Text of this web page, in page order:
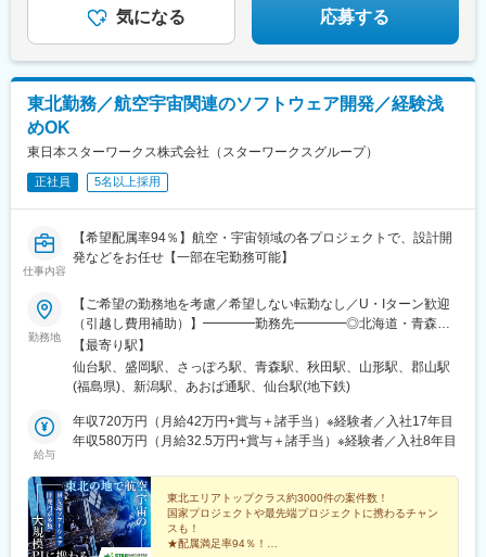
気になる 応募する
東北勤務／航空宇宙関連のソフトウェア開発／経験浅
めOK
東日本スターワークス株式会社（スターワークスグループ）
正社員 5名以上採用
仕事内容
【希望配属率94％】航空・宇宙領域の各プロジェクトで、設計開
発などをお任せ【一部在宅勤務可能】
勤務地
【ご希望の勤務地を考慮／希望しない転勤なし／U・Iターン歓迎
（引越し費用補助）】━━━━勤務先━━━━◎北海道・青森
県・岩手県・宮城県・秋田県・山形県・福島県・新潟県のプロジ
ェクトに就業いただきます。【仙台テクニカルセンター（本
社）】宮城県仙台市青葉区中央 1-2-3 仙台マークワン 19F【盛岡
岡ビル4F★各勤務地受動喫煙対策あり★自動車通勤あり（派遣先
による）★リモートワーク・テレワーク・在宅勤務あり（派遣先
（引越しの手配も会社が行います）■家賃補助制度／業務都合で転
居が必要な際に家賃の6割を補助します。※家賃が7万円の場合、
月額4.2万円（年間50.4万円）の補助となります！※ペット可の物
件もあります。
【最寄り駅】
仙台駅、盛岡駅、さっぽろ駅、青森駅、秋田駅、山形駅、郡山駅
(福島県)、新潟駅、あおば通駅、仙台駅(地下鉄)
給与
年収720万円（月給42万円+賞与＋諸手当）※経験者／入社17年目
年収580万円（月給32.5万円+賞与＋諸手当）※経験者／入社8年目
東北エリアトップクラス約3000件の案件数！
国家プロジェクトや最先端プロジェクトに携わるチャン
スも！
★配属満足率94％！